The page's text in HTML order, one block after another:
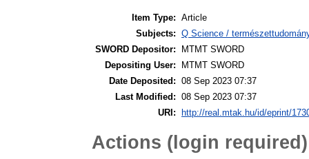
Item Type: Article
Subjects: Q Science /
SWORD Depositor:
MTMT SWORD
Depositing User:
MTMT SWORD
Date Deposited: 08 Sep 2023 07:37
Last Modified: 08 Sep 2023 07:37
URI:
http://real.mtak.hu/id/eprint/
Actions (login required)